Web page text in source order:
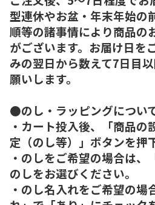
型連休やお盆・年末年始の
順等の諸事情により商品の
がございます。お届け日を
みの翌日から数えて7日目
願いします。
●のし・ラッピングについ
・カート投入後、「商品の
定（のし等）」ボタンを押
・のしをご希望の場合は、
のしをお選びください。
・のし名入れをご希望の場